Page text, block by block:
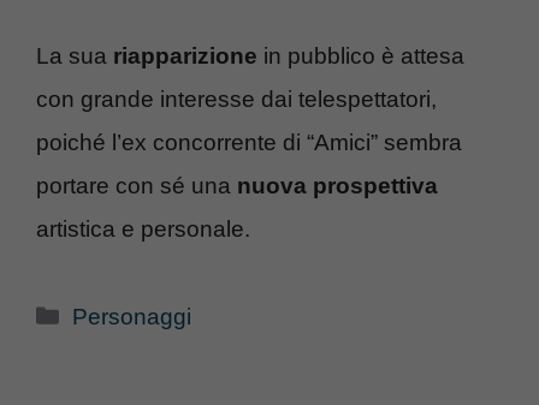
La sua riapparizione in pubblico è attesa
con grande interesse dai telespettatori,
poiché l’ex concorrente di “Amici” sembra
portare con sé una nuova prospettiva
artistica e personale.
Categorie
Personaggi